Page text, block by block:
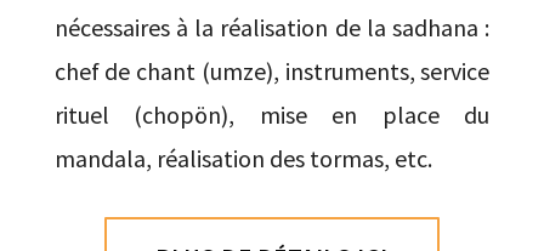
nécessaires à la réalisation de la sadhana :
chef de chant (umze), instruments, service
rituel (chopön), mise en place du
mandala, réalisation des tormas, etc.